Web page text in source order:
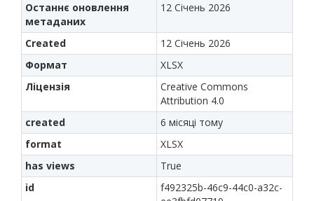
Останнє оновлення
метаданих
12 Січень 2026
Created
12 Січень 2026
Формат
XLSX
Ліцензія
Creative Commons
Attribution 4.0
created
6 місяці тому
format
XLSX
has views
True
id
f492325b-46c9-44c0-a32c-